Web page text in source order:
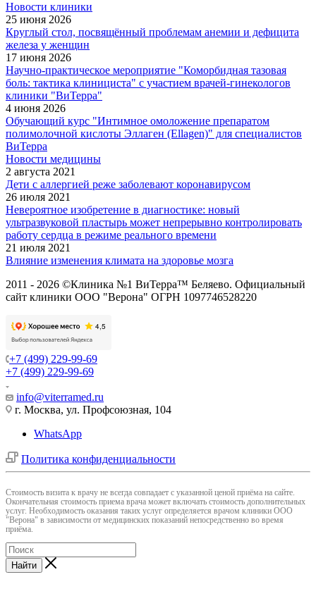
Новости клиники
25 июня 2026
Круглый стол, посвящённый проблемам анемии и дефицита
железа у женщин
17 июня 2026
Научно-практическое мероприятие "Коморбидная тазовая
боль: тактика клинициста" с участием врачей-гинекологов
клиники "ВиТерра"
4 июня 2026
Обучающий курс "Интимное омоложение препаратом
полимолочной кислоты Эллаген (Ellagen)" для специалистов
ВиТерра
Новости медицины
2 августа 2021
Дети с аллергией реже заболевают коронавирусом
26 июля 2021
Невероятное изобретение в диагностике: новый
ультразвуковой пластырь может непрерывно контролировать
работу сердца в режиме реального времени
21 июля 2021
Влияние изменения климата на здоровье мозга
2011 - 2026 ©Клиника №1 ВиТерра™ Беляево. Официальный
сайт клиники ООО "Верона" ОГРН 1097746528220
+7 (499) 229-99-69
+7 (499) 229-99-69
info@viterramed.ru
г. Москва, ул. Профсоюзная, 104
WhatsApp
Политика конфиденциальности
Cтоимость визита к врачу не всегда совпадает с указанной ценой приёма на сайте.
Окончательная стоимость приема врача может включать стоимость дополнительных
услуг. Необходимость оказания таких услуг определяется врачом клиники ООО
"Верона" в зависимости от медицинских показаний непосредственно во время
приёма.
Найти